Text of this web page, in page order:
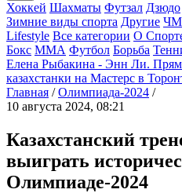
Хоккей Шахматы Футзал Дзюдо
Зимние виды спорта Другие
Lifestyle Все категории О
Бокс ММА Футбол Борьба
Елена Рыбакина - Энн Ли.
казахстанки на Мастерс в
Главная / Олимпиада-2024 /
10 августа 2024, 08:21
Казахстанский
выиграть
Олимпиаде-2024